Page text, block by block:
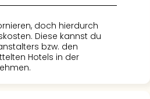
doch hierdurch
Diese kannst du
bzw. den
Hotels in der